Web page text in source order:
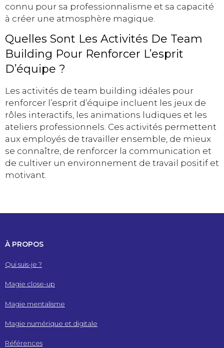
connu pour sa professionnalisme et sa capacité
à créer une atmosphère magique.
Quelles Sont Les Activités De Team
Building Pour Renforcer L’esprit
D’équipe ?
Les activités de team building idéales pour
renforcer l’esprit d’équipe incluent les jeux de
rôles interactifs, les animations ludiques et les
ateliers professionnels. Ces activités permettent
aux employés de travailler ensemble, de mieux
se connaître, de renforcer la communication et
de cultiver un environnement de travail positif et
motivant.
À PROPOS
Qui suis-je ?
Magie close-up
Magie mentalisme
Magie numérique et digitale
Références